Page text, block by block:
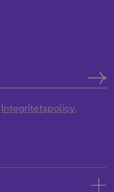
Integritetspolicy.